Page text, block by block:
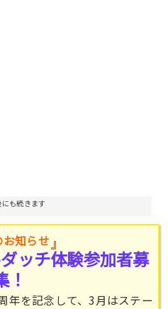
も続きます
知らせ
ッチ体験参加者募
！
年を記念して、3月はステー